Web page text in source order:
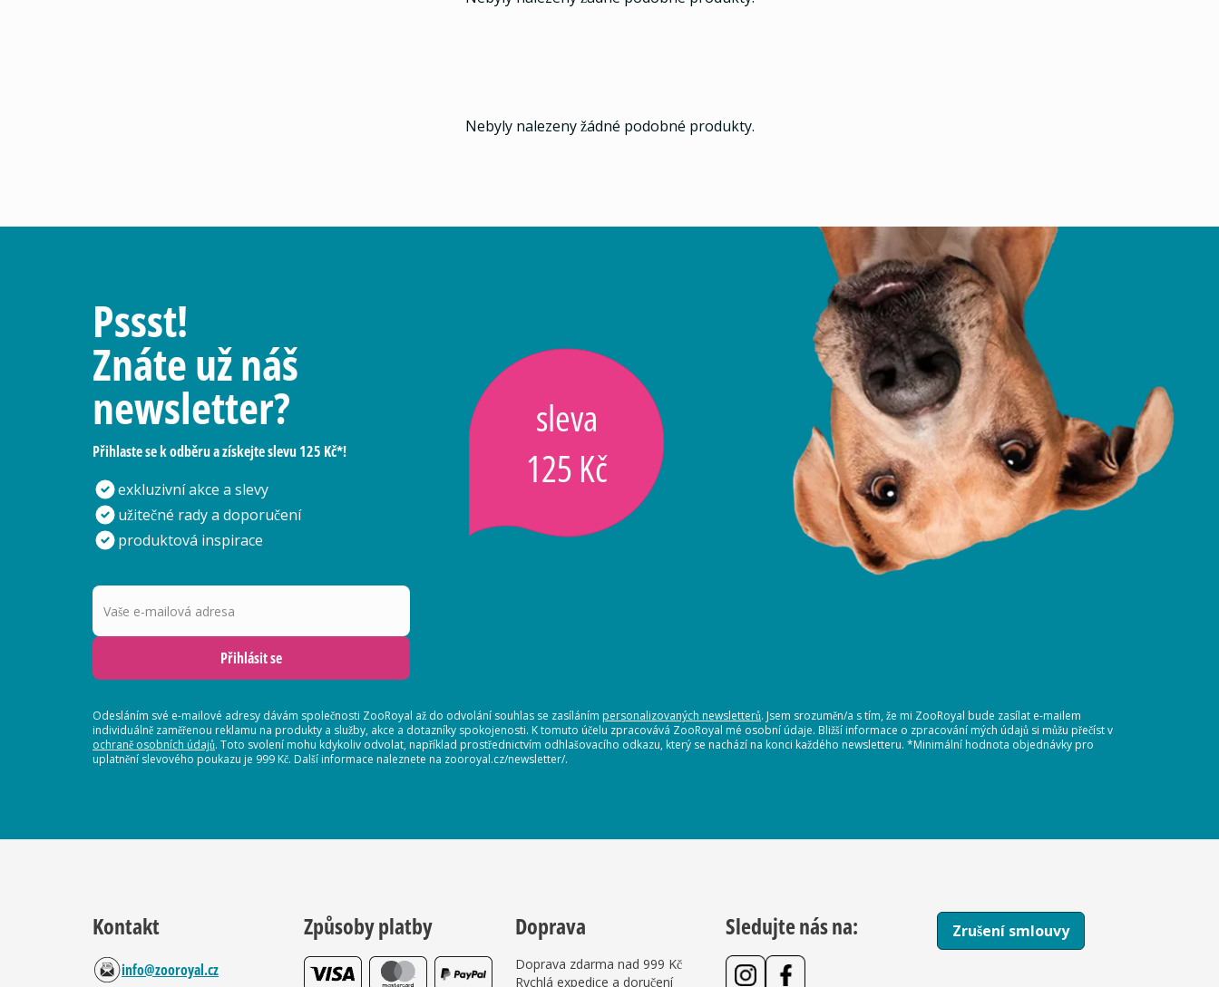
Nebyly nalezeny žádné podobné produkty.
Pssst!
Znáte už náš
newsletter?
Přihlaste se k odběru a získejte slevu 125 Kč*!
exkluzivní akce a slevy
užitečné rady a doporučení
produktová inspirace
sleva
125 Kč
Vaše e-mailová adresa
Přihlásit se
Odesláním své e-mailové adresy dávám společnosti ZooRoyal až do odvolání souhlas se zasíláním personalizovaných newsletterů. Jsem srozuměn/a s tím, že mi ZooRoyal bude zasílat e-mailem
individuálně zaměřenou reklamu na produkty a služby, akce a dotazníky spokojenosti. K tomuto účelu zpracovává ZooRoyal mé osobní údaje. Bližší informace o zpracování mých údajů si můžu přečíst v
ochraně osobních údajů. Toto svolení mohu kdykoliv odvolat, například prostřednictvím odhlašovacího odkazu, který se nachází na konci každého newsletteru. *Minimální hodnota objednávky pro
uplatnění slevového poukazu je 999 Kč. Další informace naleznete na zooroyal.cz/newsletter/.
Kontakt
info@zooroyal.cz
Způsoby platby Doprava
Doprava zdarma nad 999 Kč
Rychlá expedice a doručení
Sledujte nás na: Zrušení smlouvy